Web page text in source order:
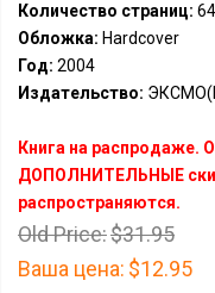
Количество страниц: 64
Обложка: Hardcover
Год: 2004
Издательство:
Книга на распродаже.
ДОПОЛНИТЕЛЬНЫЕ
распространяются.
Old Price:$31.95
Ваша цена: $12.95